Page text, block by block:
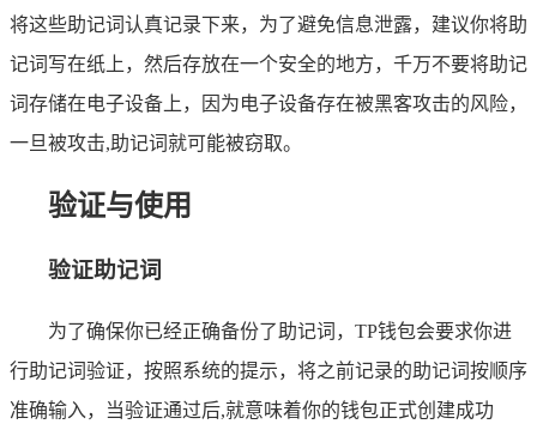
将这些助记词认真记录下来，为了避免信息泄露，建议你将助
记词写在纸上，然后存放在一个安全的地方，千万不要将助记
词存储在电子设备上，因为电子设备存在被黑客攻击的风险，
一旦被攻击,助记词就可能被窃取。
验证与使用
验证助记词
为了确保你已经正确备份了助记词，TP钱包会要求你进
行助记词验证，按照系统的提示，将之前记录的助记词按顺序
准确输入，当验证通过后,就意味着你的钱包正式创建成功